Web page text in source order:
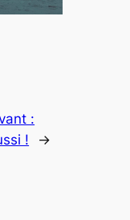
:
!
→